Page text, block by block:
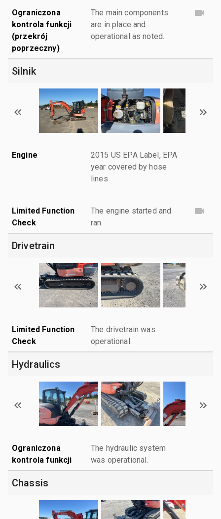
Ograniczona
kontrola funkcji
(przekrój
poprzeczny)
The main components
are in place and
operational as noted.
Silnik
Engine
2015 US EPA Label, EPA
year covered by hose
lines
Limited Function
Check
The engine started and
ran.
Drivetrain
Limited Function
Check
The drivetrain was
operational.
Hydraulics
Ograniczona
kontrola funkcji
The hydraulic system
was operational.
Chassis